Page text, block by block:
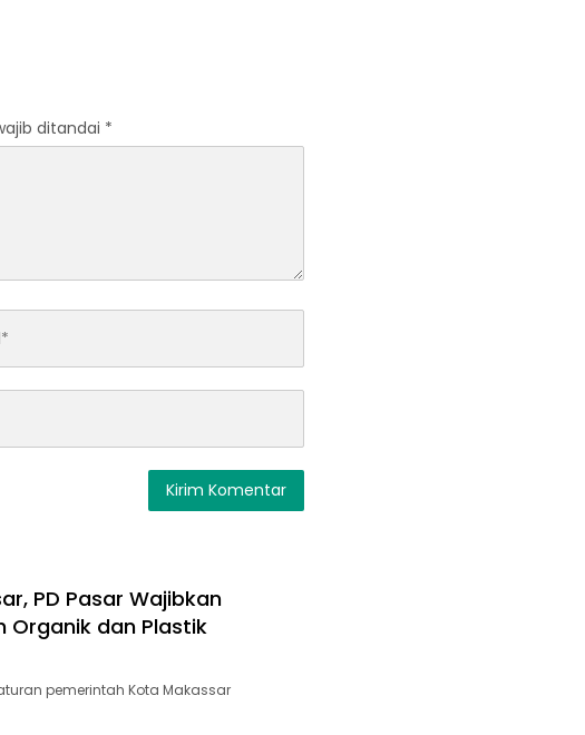
ditandai *
PD Pasar Wajibkan
Organik dan Plastik
aturan pemerintah Kota Makassar